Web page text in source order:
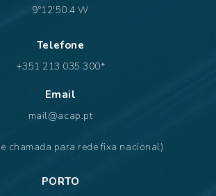
9º12'50.4 W
Telefone
+351 213 035 300*
Email
mail@acap.pt
chamada para rede fixa nacional)
PORTO